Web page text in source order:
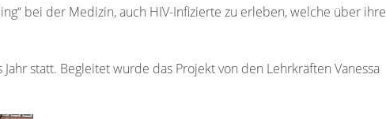
bei der Medizin, auch HIV-Infizierte zu erleben, welche über ihre
statt. Begleitet wurde das Projekt von den Lehrkräften Vanessa